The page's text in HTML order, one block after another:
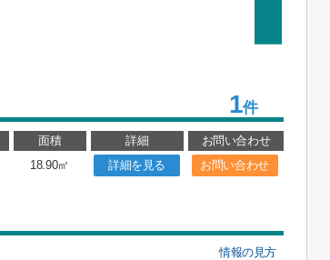
1件
面積 詳細
お問い合わせ
18.90㎡ 詳細を見る お問い合わせ
情報の見方